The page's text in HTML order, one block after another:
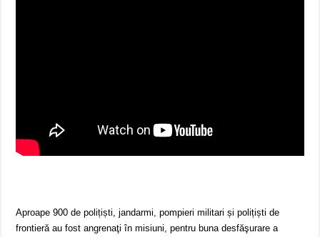
Aproape 900 de polițiști, jandarmi, pompieri militari și polițiști de
frontieră au fost angrenaţi în misiuni, pentru buna desfăşurare a